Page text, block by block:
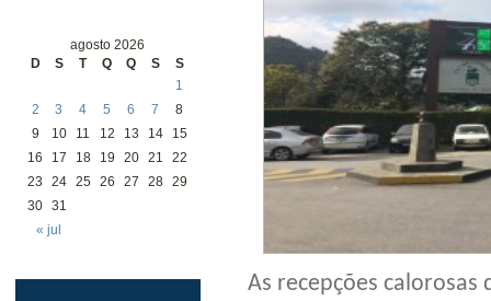
agosto 2026
D
S T Q Q S S
« jul
1
2
3 4 5 6 7
8
9
10 11 12 13 14
15
16
17 18 19 20 21
22
23
24 25 26 27 28 29
30 31
As recepções